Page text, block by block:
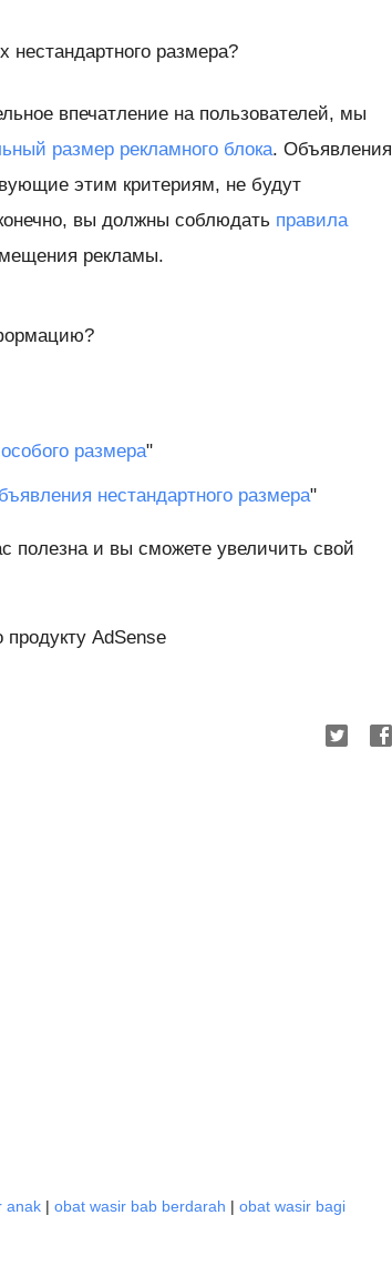
нестандартного размера?
впечатление на пользователей, мы
размер рекламного блока. Объявления
этим критериям, не будут
вы должны соблюдать правила
рекламы.
размера"
нестандартного размера"
полезна и вы сможете увеличить свой
AdSense
anak | obat wasir bab berdarah | obat wasir bagi